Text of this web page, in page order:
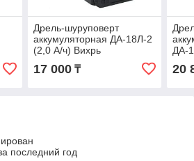
Дрель-шуруповерт
аккумуляторная ДА-18Л-2
(2,0 А/ч) Вихрь
17 000₸
ДА-
20
последний год